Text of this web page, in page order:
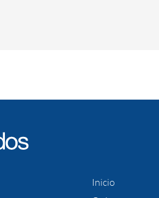
Inicio